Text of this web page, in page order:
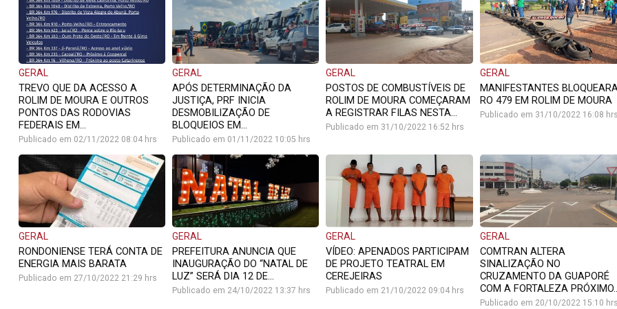
GERAL
TREVO QUE DA ACESSO A
ROLIM DE MOURA E OUTROS
PONTOS DAS RODOVIAS
FEDERAIS EM...
Publicado em 02/11/2022 08:04 hrs
GERAL
APÓS DETERMINAÇÃO DA
JUSTIÇA, PRF INICIA
DESMOBILIZAÇÃO DE
BLOQUEIOS EM...
Publicado em 01/11/2022 10:05 hrs
GERAL
POSTOS DE COMBUSTÍVEIS DE
ROLIM DE MOURA COMEÇARAM
A REGISTRAR FILAS NESTA...
Publicado em 31/10/2022 16:52 hrs
GERAL
MANIFESTANTES
RO 479 EM ROLIM DE MOURA
Publicado em 31/10/2022 16:08
GERAL
RONDONIENSE TERÁ CONTA DE
ENERGIA MAIS BARATA
Publicado em 27/10/2022 21:29 hrs
GERAL
PREFEITURA ANUNCIA QUE
INAUGURAÇÃO DO “NATAL DE
LUZ” SERÁ DIA 12 DE...
Publicado em 24/10/2022 13:37 hrs
GERAL
VÍDEO: APENADOS PARTICIPAM
DE PROJETO TEATRAL EM
CEREJEIRAS
Publicado em 21/10/2022 09:04 hrs
GERAL
COMTRAN ALTERA
SINALIZAÇÃO NO
CRUZAMENTO DA GUAPORÉ
COM A FORTALEZA
Publicado em 20/10/2022 15:10